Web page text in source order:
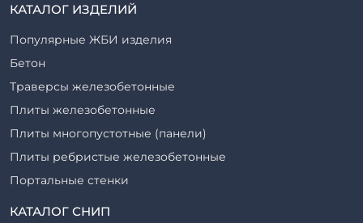
КАТАЛОГ ИЗДЕЛИЙ
Популярные ЖБИ изделия
Бетон
Траверсы железобетонные
Плиты железобетонные
Плиты многопустотные (панели)
Плиты ребристые железобетонные
Портальные стенки
Прогоны железобетонные
КАТАЛОГ СНИП